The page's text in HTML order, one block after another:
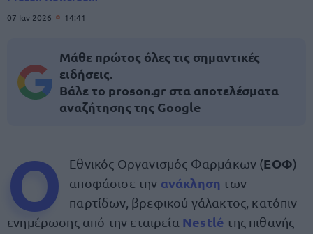
07 Ιαν 2026 14:41
Μάθε πρώτος όλες τις σημαντικές
ειδήσεις.
Βάλε το proson.gr στα αποτελέσματα
αναζήτησης της Google
Ο Εθνικός Οργανισμός Φαρμάκων (ΕΟΦ)
αποφάσισε την ανάκληση των
παρτίδων, βρεφικού γάλακτος, κατόπιν
ενημέρωσης από την εταιρεία Nestlé της πιθανής